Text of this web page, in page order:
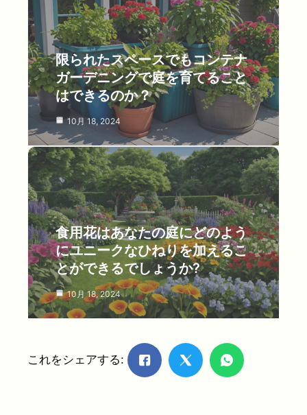
限られたスペースでもコンテナ
ガーデニングで庭を育てること
はできるのか？
10月 18, 2024
食用花はあなたの庭にどのよう
にユニークなひねりを加えるこ
とができるでしょうか?
10月 18, 2024
これをシェアする: